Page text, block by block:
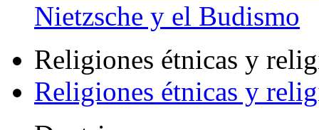
Nietzsche y el Budismo
Religiones étnicas y
Religiones étnicas y